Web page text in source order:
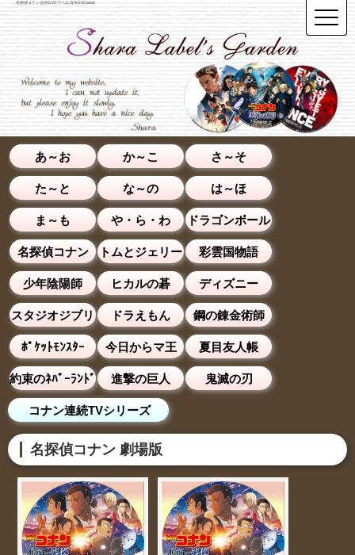
名探偵コナン,自作DVDラベル,自作DVDlabel
あ～お か～こ さ～そ
た～と な～の は～ほ
ま～も や・ら・わ ドラゴンボール
名探偵コナン トムとジェリー 彩雲国物語
少年陰陽師 ヒカルの碁 ディズニー
スタジオジブリ ドラえもん 鋼の錬金術師
ﾎﾟｹｯﾄﾓﾝｽﾀｰ 今日からマ王 夏目友人帳
約束のﾈﾊﾞｰﾗﾝﾄﾞ 進撃の巨人 鬼滅の刃
コナン連続TVシリーズ
名探偵コナン 劇場版